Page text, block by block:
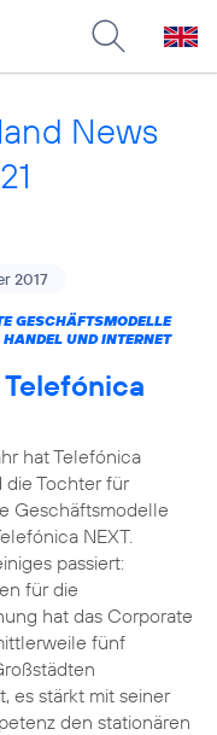
News
2017
GESCHÄFTSMODELLE
UND INTERNET
Telefónica
hat Telefónica
die Tochter für
Geschäftsmodelle
NEXT.
passiert:
für die
hat das Corporate
fünf
es stärkt mit seiner
den stationären